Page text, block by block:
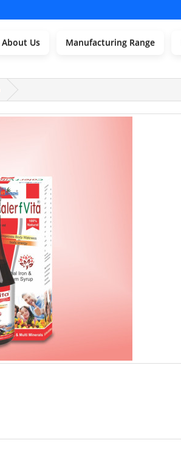
About Us Manufacturing Range